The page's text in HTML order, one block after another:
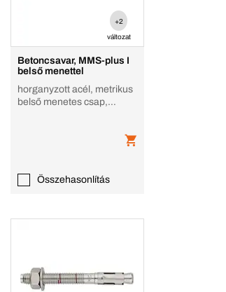
+2
változat
Betoncsavar, MMS-plus I
belső menettel
horganyzott acél, metrikus
belső menetes csap,
Összehasonlítás